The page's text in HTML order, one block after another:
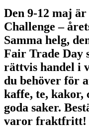
Den 9-12 maj
Challenge –
Samma helg,
Fair Trade Day
rättvis handel i
du behöver för
kaffe, te, kakor,
goda saker.
varor fraktfritt!